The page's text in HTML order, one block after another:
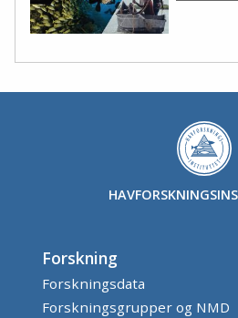
Forskning
Forskningsdata
Forskningsgrupper og NMD